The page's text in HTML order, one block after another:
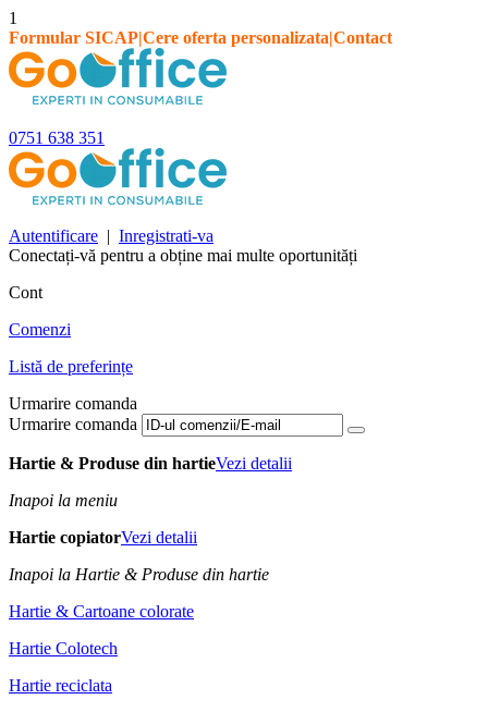
1
Formular SICAP|Cere oferta personalizata|Contact
0751 638 351
Autentificare | Inregistrati-va
Conectați-vă pentru a obține mai multe oportunități
Cont
Comenzi
Listă de preferințe
Urmarire comanda
Urmarire comanda
Hartie & Produse din hartieVezi detalii
Inapoi la meniu
Hartie copiatorVezi detalii
Inapoi la Hartie & Produse din hartie
Hartie & Cartoane colorate
Hartie Colotech
Hartie reciclata